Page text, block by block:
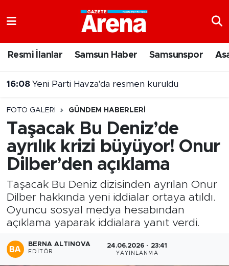
Resmi İlanlar Samsun Haber Samsunspor
16:08 Yeni Parti Havza'da resmen kuruldu
FOTO GALERI GÜNDEM HABERLERI
Taşacak Bu Deniz’de
ayrılık krizi büyüyor! Onur
Dilber’den açıklama
Taşacak Bu Deniz dizisinden ayrılan Onur
Dilber hakkında yeni iddialar ortaya atıldı.
Oyuncu sosyal medya hesabından
açıklama yaparak iddialara yanıt verdi.
BERNA ALTINOVA
EDITÖR
24.06.2026 - 23:41
YAYINLANMA
Süper Lig Puan Durumu ve Fikstür
Tüm Manşetler
Son Dakika Haberleri
Haber Arşivi